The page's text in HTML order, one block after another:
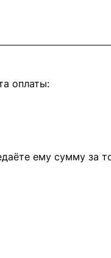
оплаты:
ему сумму за